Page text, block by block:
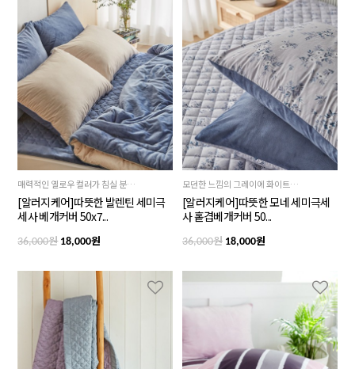
매력적인 옐로우 컬러가 침실 분위기를 화사하게 바꿔주는 제품
[알러지케어]따뜻한 발렌틴 세미극
세사 베개커버 50x7...
36,000원18,000원
모던한 느낌의 그레이에 화이트와 그린 플라워 모티브가 포인트인 제품
[알러지케어]따뜻한 모네 세미극세
사 홑겹베개커버 50...
36,000원 18,000원